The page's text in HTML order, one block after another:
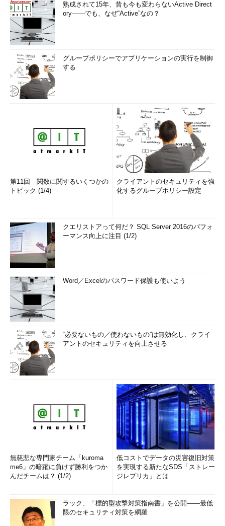
熟成されて15年、昔も今も変わらないActive Direct
ory――でも、なぜ“Active”なの？
グループポリシーでアプリケーションの実行を制御
する
第11回 関数に関するいくつかの
トピック (1/4)
クライアントのセキュリティを強
化するグループポリシー設定
クエリストアって何だ？ SQL Server 2016のパフォ
ーマンス向上に注目 (1/2)
Word／Excelのパスワード保護も使いよう
“必要ないもの／使わないもの”は無効化し、クライ
アントのセキュリティを向上させる
無慈悲な専門家チーム「kuroma
me6」の暗躍に負けず勝利をつか
んだチームは？ (1/2)
低コストでデータの災害復旧対策
を実現する新たなSDS「ストレー
ジレプリカ」とは
ラック、「標的型攻撃対策指南書」を公開――最低
限のセキュリティ対策を網羅